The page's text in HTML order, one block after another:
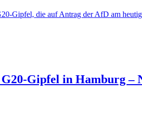
Gipfel, die auf Antrag der AfD am
Gipfel in Hamburg –